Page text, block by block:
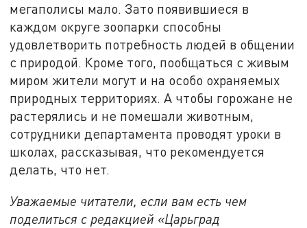
мегаполисы мало. Зато появившиеся в
каждом округе зоопарки способны
удовлетворить потребность людей в общении
с природой. Кроме того, пообщаться с живым
миром жители могут и на особо охраняемых
природных территориях. А чтобы горожане не
растерялись и не помешали животным,
сотрудники департамента проводят уроки в
школах, рассказывая, что рекомендуется
делать, что нет.
Уважаемые читатели, если вам есть чем
поделиться с редакцией «Царьград